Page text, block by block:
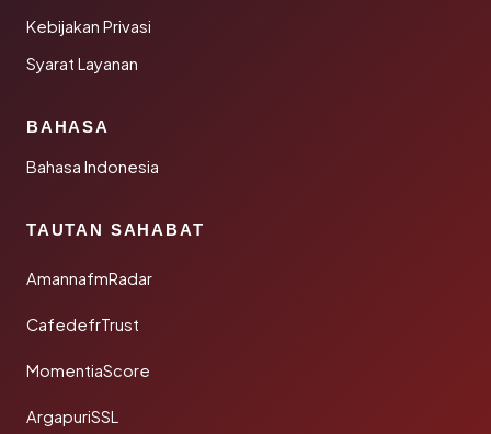
Kebijakan Privasi
Syarat Layanan
BAHASA
Bahasa Indonesia
TAUTAN SAHABAT
AmannafmRadar
CafedefrTrust
MomentiaScore
ArgapuriSSL